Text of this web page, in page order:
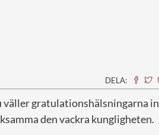
DELA:
väller gratulationshälsningarna in
den vackra kungligheten.